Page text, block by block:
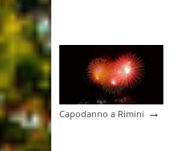
Capodanno a Rimini →